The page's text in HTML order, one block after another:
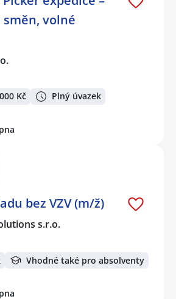
volné
Kč Plný úvazek
bez VZV (m/ž)
s.r.o.
Vhodné také pro absolventy